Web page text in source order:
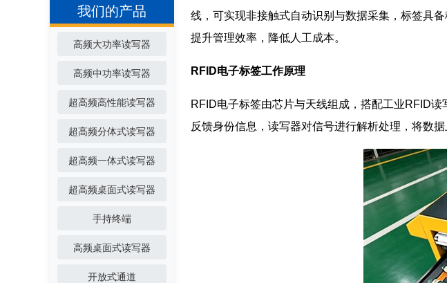
我们的产品
高频大功率读写器
高频中功率读写器
超高频高性能读写器
超高频分体式读写器
超高频一体式读写器
超高频桌面式读写器
手持终端
高频桌面式读写器
开放式通道
线，可实现非接触式自动识别与数据采集，标签具
提升管理效率，降低人工成本。
RFID电子标签工作原理
RFID电子标签由芯片与天线组成，搭配工业RFID
反馈身份信息，读写器对信号进行解析处理，将数